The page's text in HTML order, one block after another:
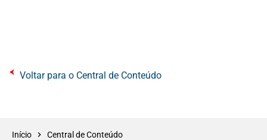
Voltar para o Central de Conteúdo
Início
Central de Conteúdo